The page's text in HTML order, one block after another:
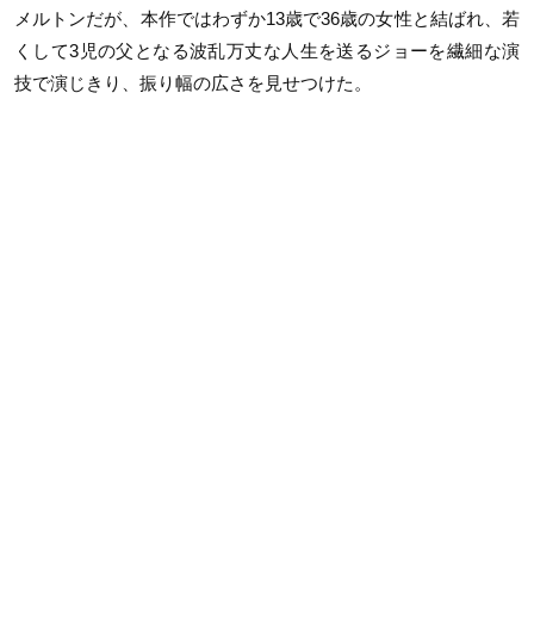
メルトンだが、本作ではわずか13歳で36歳の女性と結ばれ、若
くして3児の父となる波乱万丈な人生を送るジョーを繊細な演
技で演じきり、振り幅の広さを見せつけた。